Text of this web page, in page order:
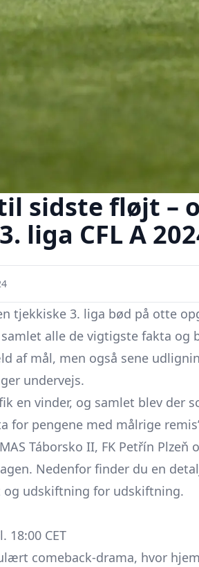
sidste fløjt –
liga CFL A
tjekkiske 3. liga bød på otte
alle de vigtigste fakta og
af mål, men også sene
undervejs.
en vinder, og samlet blev der
pengene med målrige
Táborsko II, FK Petřín Plzeň
Nedenfor finder du en
udskiftning for udskiftning.
18:00 CET
comeback-drama, hvor